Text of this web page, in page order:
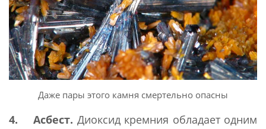
Даже пары этого камня смертельно опасны
4. Асбест. Диоксид кремния обладает одним